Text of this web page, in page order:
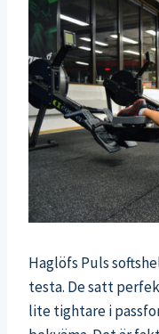
Haglöfs Puls
testa. De satt
lite tightare i